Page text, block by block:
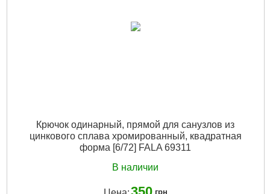
Крючок одинарный, прямой для санузлов из
цинкового сплава хромированный, квадратная
форма [6/72] FALA 69311
В наличии
грн